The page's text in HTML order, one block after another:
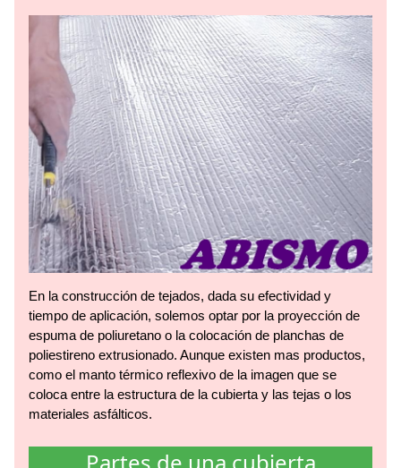
En la construcción de tejados, dada su efectividad y
tiempo de aplicación, solemos optar por la proyección de
espuma de poliuretano o la colocación de planchas de
poliestireno extrusionado. Aunque existen mas productos,
como el manto térmico reflexivo de la imagen que se
coloca entre la estructura de la cubierta y las tejas o los
materiales asfálticos.